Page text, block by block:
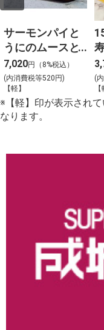
サーモンパイと
うにのムースと3
種冷菜のアソー
ト_【Y-4】
7,020円（8%税込）
(内消費税等520円)
【軽】
(
※【軽】印が表示され
なります。